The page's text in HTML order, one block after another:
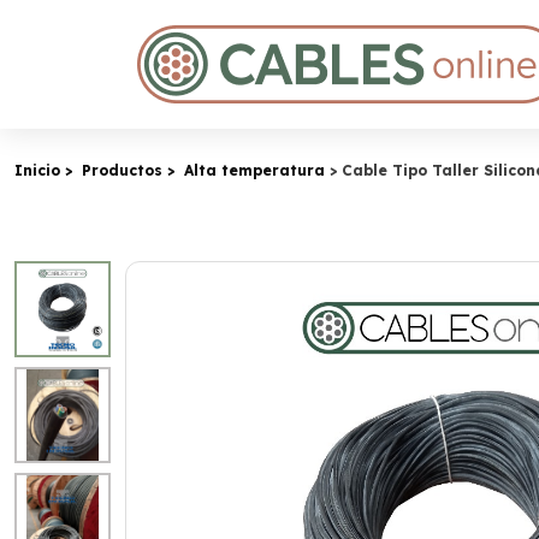
Inicio Productos Alta temperatura Cable Tipo Taller